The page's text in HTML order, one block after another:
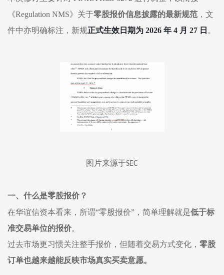
《Regulation NMS》关于零股报价信息披露的最新规范 ，文
件中亦明确标注，新规正式生效日期为 2026 年 4 月 27 日 。
图片来源于SEC
一、什么是零股报价？
在华谊信资本看来， 所谓“零股报价”，简单理解就是低于标
准交易单位的报价。
过去市场更习惯关注整手报价，但随着交易方式变化， 零股
订单也越来越能反映市场真实买卖意愿。